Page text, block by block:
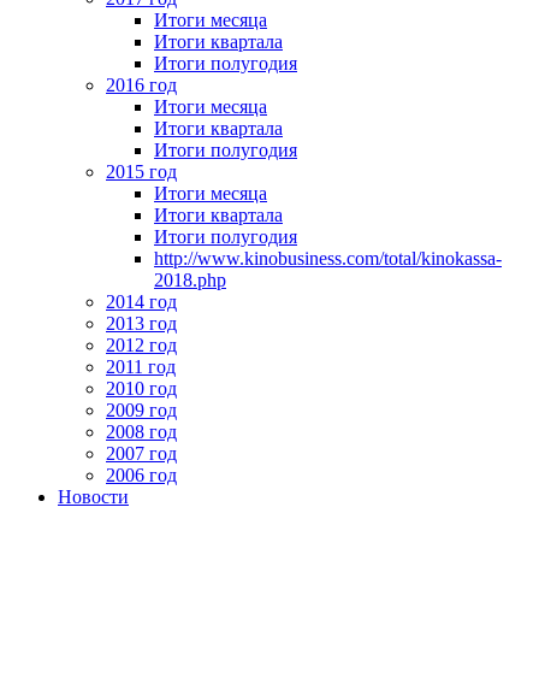
Итоги месяца
Итоги квартала
Итоги полугодия
2016 год
Итоги месяца
Итоги квартала
Итоги полугодия
2015 год
Итоги месяца
Итоги квартала
Итоги полугодия
http://www.kinobusiness.com/total/kinokassa-
2018.php
2014 год
2013 год
2012 год
2011 год
2010 год
2009 год
2008 год
2007 год
2006 год
Новости